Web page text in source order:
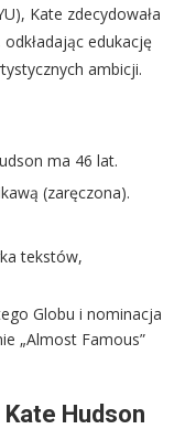
Kate zdecydowała
edukację
ambicji.
ma 46 lat.
(zaręczona).
tekstów,
Globu i nominacja
„Almost Famous”
Hudson